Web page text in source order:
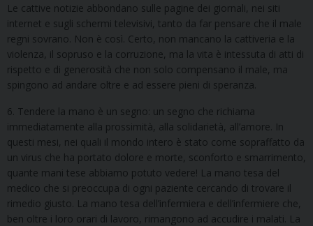
Le cattive notizie abbondano sulle pagine dei giornali, nei siti
internet e sugli schermi televisivi, tanto da far pensare che il male
regni sovrano. Non è così. Certo, non mancano la cattiveria e la
violenza, il sopruso e la corruzione, ma la vita è intessuta di atti di
rispetto e di generosità che non solo compensano il male, ma
spingono ad andare oltre e ad essere pieni di speranza.
6. Tendere la mano è un segno: un segno che richiama
immediatamente alla prossimità, alla solidarietà, all’amore. In
questi mesi, nei quali il mondo intero è stato come sopraffatto da
un virus che ha portato dolore e morte, sconforto e smarrimento,
quante mani tese abbiamo potuto vedere! La mano tesa del
medico che si preoccupa di ogni paziente cercando di trovare il
rimedio giusto. La mano tesa dell’infermiera e dell’infermiere che,
ben oltre i loro orari di lavoro, rimangono ad accudire i malati. La